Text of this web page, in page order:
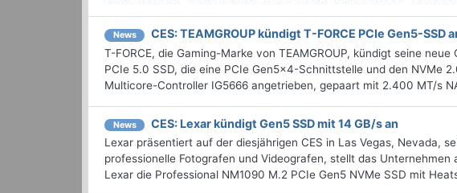
News CES: TEAMGROUP kündigt T-FORCE PCIe Gen5-SSD
T-FORCE, die Gaming-Marke von TEAMGROUP, kündigt seine
PCIe 5.0 SSD, die eine PCIe Gen5x4-Schnittstelle und den NVMe
Multicore-Controller IG5666 angetrieben, gepaart mit 2.400 MT/s
News CES: Lexar kündigt Gen5 SSD mit 14 GB/s an
Lexar präsentiert auf der diesjährigen CES in Las Vegas, Nevada,
professionelle Fotografen und Videografen, stellt das
Lexar die Professional NM1090 M.2 PCIe Gen5 NVMe SSD mit